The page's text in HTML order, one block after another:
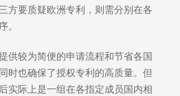
方要质疑欧洲专利，则需分别在各
。
供较为简便的申请流程和节省各国
时也确保了授权专利的高质量。但
实际上是一组在各指定成员国内相